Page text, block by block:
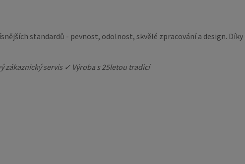
standardů - pevnost, odolnost, skvělé zpracování a design.
zákaznický servis ✓ Výroba s 25letou tradicí